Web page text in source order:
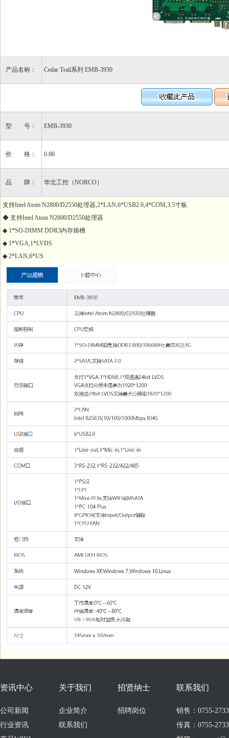
产品名称： Cedar Trail系列 EMB-3930
型 号： EMB-3930
价 格： 0.00
品 牌： 华北工控（NORCO）
支持Intel Atom N2800/D2550处理器,2*LAN,6*USB2.0,4*COM,3.5寸板
◆ 支持Intel Atom N2800/D2550处理器
◆ 1*SO-DIMM DDR3内存插槽
◆ 1*VGA,1*LVDS
◆ 2*LAN,6*US
资讯中心
公司新闻
行业资讯
关于我们
企业简介
联系我们
招贤纳士
招聘岗位
联系我们
销售：0755-
传真：0755-